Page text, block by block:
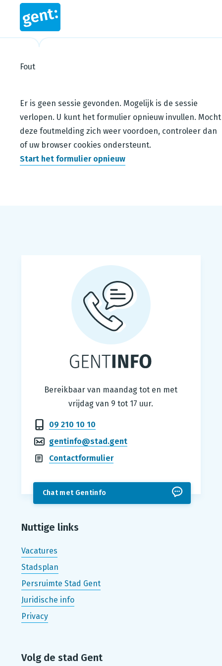
Fout
Steps in this wizard
Er is geen sessie gevonden. Mogelijk is de sessie
verlopen. U kunt het formulier opnieuw invullen. Mocht
deze foutmelding zich weer voordoen, controleer dan
of uw browser cookies ondersteunt.
Start het formulier opnieuw
Gentinfo
Bereikbaar van maandag tot en met
vrijdag van 9 tot 17 uur.
09 210 10 10
gentinfo@stad.gent
Contactformulier
Chat met Gentinfo
Nuttige links
Vacatures
Stadsplan
Persruimte Stad Gent
Juridische info
Privacy
Volg de stad Gent